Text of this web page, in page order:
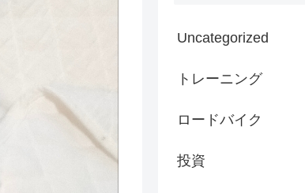
Uncategorized
トレーニング
ロードバイク
投資